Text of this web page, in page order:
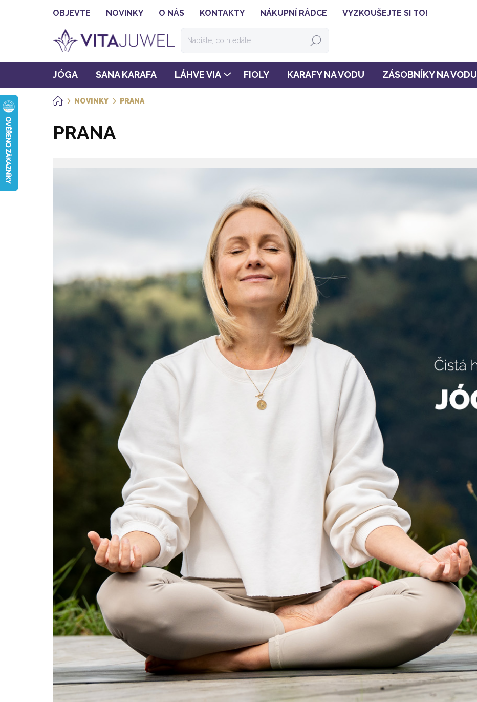
OBJEVTE NOVINKY O NÁS KONTAKTY NÁKUPNÍ RÁDCE VYZKOUŠEJTE SI TO!
HLEDAT
JÓGA SANA KARAFA LÁHVE VIA FIOLY KARAFY NA VODU ZÁSOBNÍKY NA VODU
DOMŮNOVINKY PRANA
PRANA